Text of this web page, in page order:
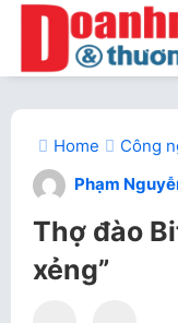
Home Công
Phạm
Thợ đào
xẻng”